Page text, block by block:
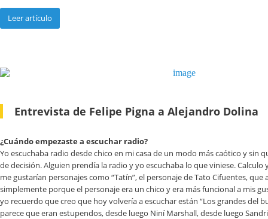
Leer artículo
Entrevista de Felipe Pigna a Alejandro Dolina
¿Cuándo empezaste a escuchar radio?
Yo escuchaba radio desde chico en mi casa de un modo más caótico y sin
de decisión. Alguien prendía la radio y yo escuchaba lo que viniese. Calculo
me gustarían personajes como “Tatín”, el personaje de Tato Cifuentes, que
simplemente porque el personaje era un chico y era más funcional a mis
yo recuerdo que creo que hoy volvería a escuchar están “Los grandes del
parece que eran estupendos, desde luego Niní Marshall, desde luego